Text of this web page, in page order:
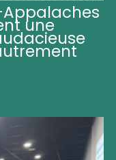
Appalaches
une